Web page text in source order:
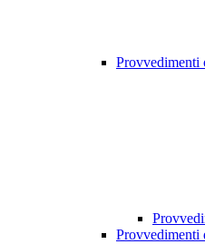
Provvedimenti
Provvedimenti